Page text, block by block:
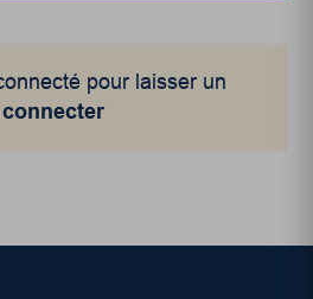
pour laisser un
connecter